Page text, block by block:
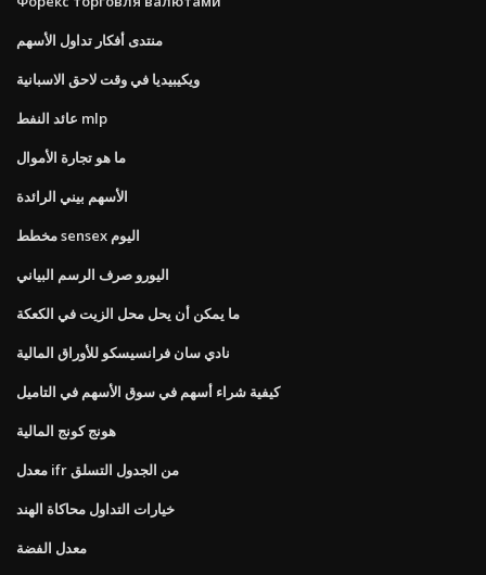
منتدى أفكار تداول الأسهم
ويكيبيديا في وقت لاحق الاسبانية
عائد النفط mlp
ما هو تجارة الأموال
الأسهم بيني الرائدة
مخطط sensex اليوم
اليورو صرف الرسم البياني
ما يمكن أن يحل محل الزيت في الكعكة
نادي سان فرانسيسكو للأوراق المالية
كيفية شراء أسهم في سوق الأسهم في التاميل
هونج كونج المالية
معدل ifr من الجدول التسلق
خيارات التداول محاكاة الهند
معدل الفضة